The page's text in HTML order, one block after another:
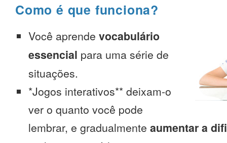
Como é que funciona?
Você aprende vocabulário
essencial para uma série de
situações.
*Jogos interativos** deixam-o
ver o quanto você pode
lembrar, e gradualmente aumentar a